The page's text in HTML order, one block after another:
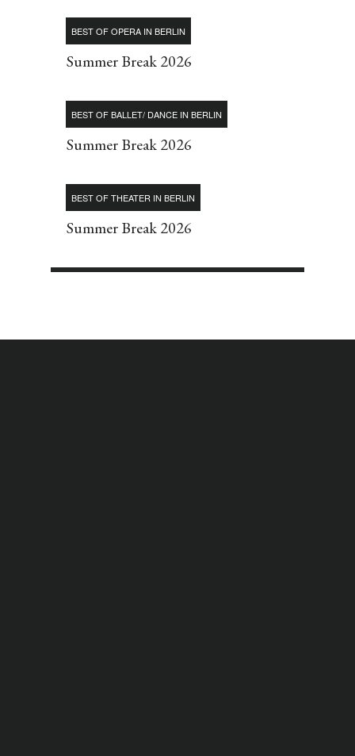
BEST OF OPERA IN BERLIN
Summer Break 2026
BEST OF BALLET/ DANCE IN BERLIN
Summer Break 2026
BEST OF THEATER IN BERLIN
Summer Break 2026